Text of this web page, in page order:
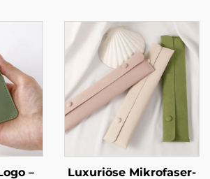
aus
–
Gravur – tragbar,
multifunktional, für
Ohrringe, Ringe,
Halsketten und Uhren
– Aufrolltasche
–
Luxuriöse Mikrofaser-